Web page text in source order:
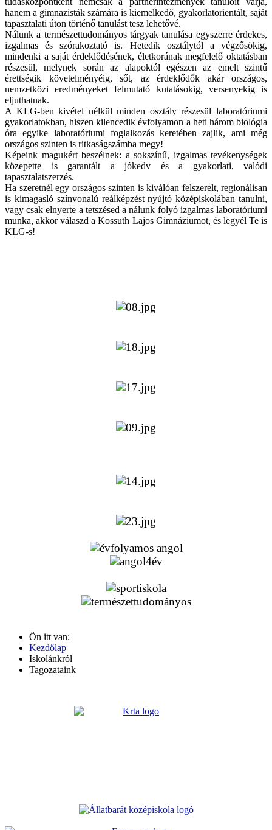
hanem a gimnazisták számára is kiemelkedő, gyakorlatorientált, saját
tapasztalati úton történő tanulást tesz lehetővé.
Nálunk a természettudományos tárgyak tanulása egyszerre érdekes,
izgalmas és szórakoztató is. Hetedik osztálytól a végzősökig,
mindenki a saját érdeklődésének, életkorának megfelelő oktatásban
részesül,melynek során az alapoktól egészen az emelt szintű
érettségik követelményéig, sőt, az érdeklődők akár országos,
nemzetközi eredményeket felmutató kutatásokig, versenyekig is
eljuthatnak.
A KLG-ben kivétel nélkül minden osztály részesül laboratóriumi
gyakorlatokban, hiszen kilencedik évfolyamon a heti három biológia
óra egyike laboratóriumi foglalkozás keretében zajlik, ami még
országos szinten is ritkaságszámba megy!
Képeink magukért beszélnek: a sokszínű, izgalmas tevékenységek
közepette is garantált a jókedv és a gyakorlati, valódi
tapasztalatszerzés.
Ha szeretnél egy országos szinten is kiválóan felszerelt, regionálisan
is kimagasló színvonalú reálképzést nyújtó középiskolában tanulni,
vagy csak elnyerte a tetszésed a nálunk folyó izgalmas laboratóriumi
munka, akkor válaszd a Kossuth Lajos Gimnáziumot, és legyél Te is
KLG-s!
Ön itt van:
Kezdőlap
Iskolánkról
Tagozataink